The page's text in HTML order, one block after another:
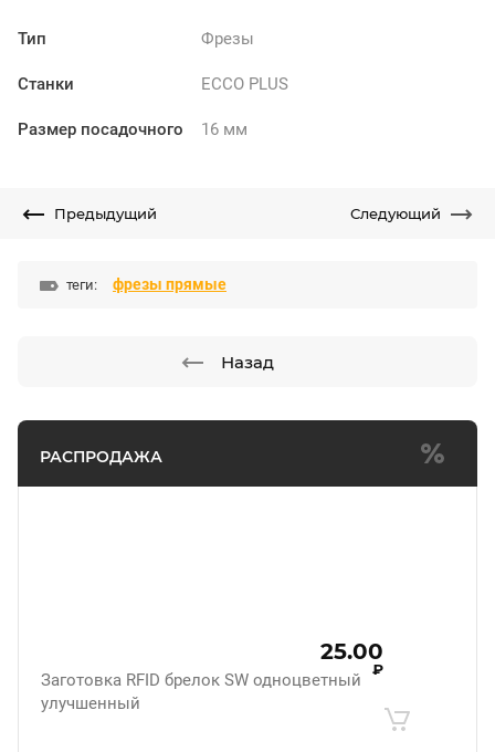
РАСПРОДАЖА
Заготовка RFID брелок SW одноцветный
улучшенный
25.00
₽
Тип Фрезы
Станки ECCO PLUS
Размер посадочного 16 мм
Предыдущий Следующий
теги: фрезы прямые
Назад